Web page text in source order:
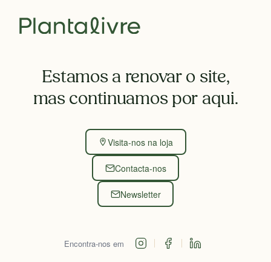
Estamos a renovar o site,
mas continuamos por aqui.
Visita-nos na loja
Contacta-nos
Newsletter
Encontra-nos em